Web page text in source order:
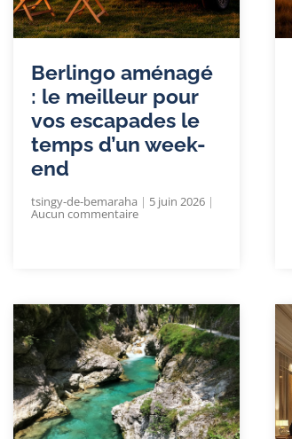
Berlingo aménagé
: le meilleur pour
vos escapades le
temps d’un week-
end
tsingy-de-bemaraha 5 juin 2026
Aucun commentaire